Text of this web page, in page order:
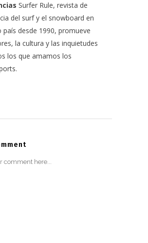
Surfer Rule, revista de
del surf y el snowboard en
país desde 1990, promueve
la cultura y las inquietudes
los que amamos los